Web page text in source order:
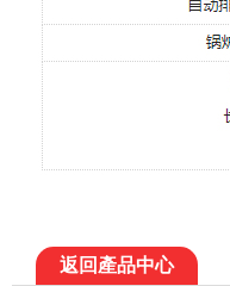
返回產品中心